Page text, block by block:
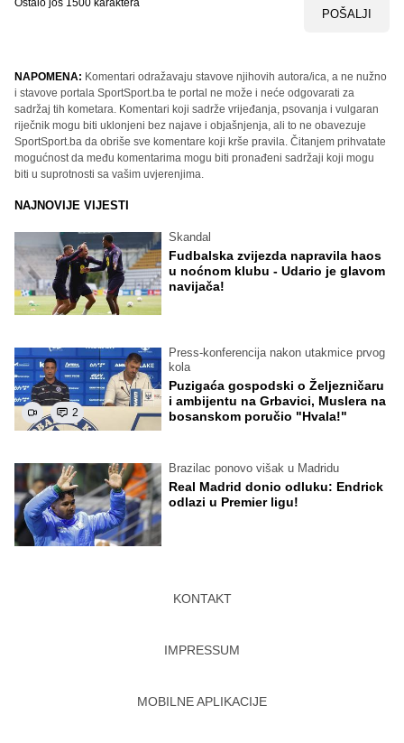
Ostalo još 1500 karaktera
POŠALJI
NAPOMENA: Komentari odražavaju stavove njihovih autora/ica, a ne nužno
i stavove portala SportSport.ba te portal ne može i neće odgovarati za
sadržaj tih kometara. Komentari koji sadrže vrijeđanja, psovanja i vulgaran
riječnik mogu biti uklonjeni bez najave i objašnjenja, ali to ne obavezuje
SportSport.ba da obriše sve komentare koji krše pravila. Čitanjem prihvatate
mogućnost da među komentarima mogu biti pronađeni sadržaji koji mogu
biti u suprotnosti sa vašim uvjerenjima.
NAJNOVIJE VIJESTI
Skandal
Fudbalska zvijezda napravila haos
u noćnom klubu - Udario je glavom
navijača!
2
Press-konferencija nakon utakmice prvog
kola
Puzigaća gospodski o Željezničaru
i ambijentu na Grbavici, Muslera na
bosanskom poručio "Hvala!"
Brazilac ponovo višak u Madridu
Real Madrid donio odluku: Endrick
odlazi u Premier ligu!
KONTAKT
IMPRESSUM
MOBILNE APLIKACIJE